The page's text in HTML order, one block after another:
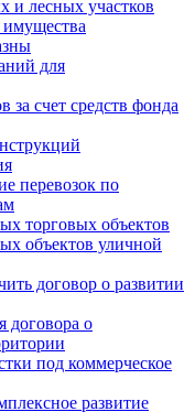
и лесных участков
для
счет средств фонда
перевозок по
торговых объектов
объектов уличной
договор о развитии
договора о
под коммерческое
развитие